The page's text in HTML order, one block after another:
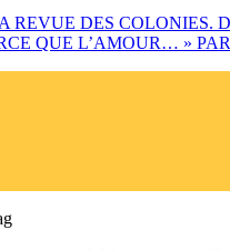
REVUE DES COLONIES.
QUE L’AMOUR… »